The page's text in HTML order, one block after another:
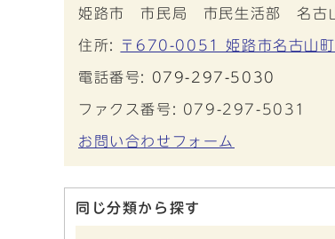
姫路市 市民局 市民生活部 名古
住所: 〒670-0051 姫路市名古山
電話番号: 079-297-5030
ファクス番号: 079-297-5031
お問い合わせフォーム
同じ分類から探す